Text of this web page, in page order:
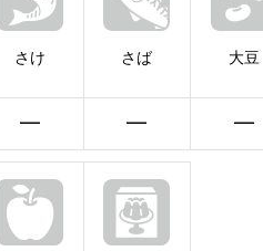
さけ
━
さば
━
大豆
━